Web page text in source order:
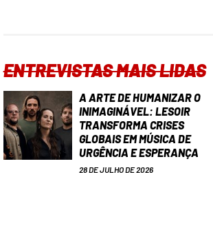
ENTREVISTAS MAIS LIDAS
A ARTE DE HUMANIZAR O
INIMAGINÁVEL: LESOIR
TRANSFORMA CRISES
GLOBAIS EM MÚSICA DE
URGÊNCIA E ESPERANÇA
28 DE JULHO DE 2026